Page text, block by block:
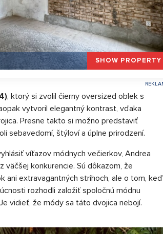
SHOW PROPERTY
, ktorý si zvolil čierny oversized oblek s
vytvoril elegantný kontrast, vďaka
Presne takto si možno predstaviť
sebavedomí, štýloví a úplne prirodzení.
víťazov módnych večierkov, Andrea
väčšej konkurencie. Sú dôkazom, že
ani extravagantných strihoch, ale o tom, keď
rozhodli založiť spoločnú módnu
vidieť, že módy sa táto dvojica nebojí.